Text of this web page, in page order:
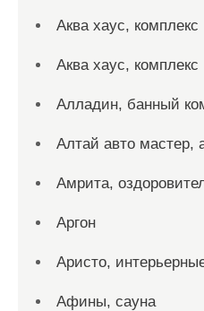
Аква хаус, комплекс
Аква хаус, комплекс
Алладин, банный
Алтай авто мастер,
Амрита,
Аргон
Аристо,
Афины, сауна